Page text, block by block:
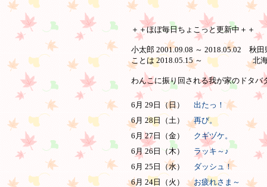
＋＋ほぼ毎日ちょこっと更新中＋＋
小太郎 2001.09.08 ～ 2018.05.02 秋田
ことは 2018.05.15 ～ 北海
わんこに振り回される我が家のドタバ
6月 29日（日）
出たっ！
6月 28日（土）
再び。
6月 27日（金）
クギヅケ。
6月 26日（木）
ラッキ～♪
6月 25日（水）
ダッシュ！
6月 24日（火）
お疲れさま～